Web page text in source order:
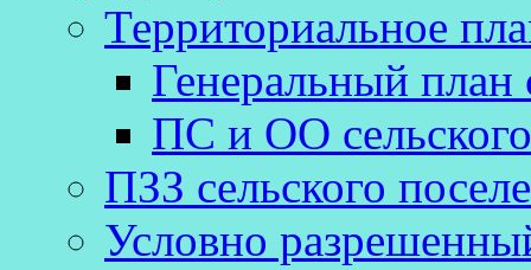
Территориальное
Генеральный план
ПС и ОО
ПЗЗ сельского
Условно